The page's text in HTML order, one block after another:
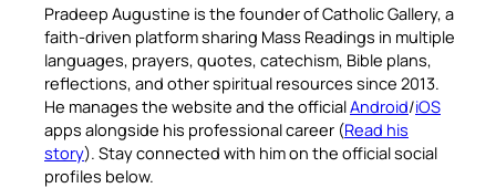
Pradeep Augustine is the founder of Catholic Gallery, a
faith-driven platform sharing Mass Readings in multiple
languages, prayers, quotes, catechism, Bible plans,
reflections, and other spiritual resources since 2013.
He manages the website and the officialAndroid/iOS
apps alongside his professional career (Read his
story). Stay connected with him on the official social
profiles below.